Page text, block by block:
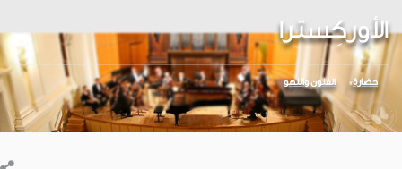
الأوركِسترا
حضارة الفنون واللهو